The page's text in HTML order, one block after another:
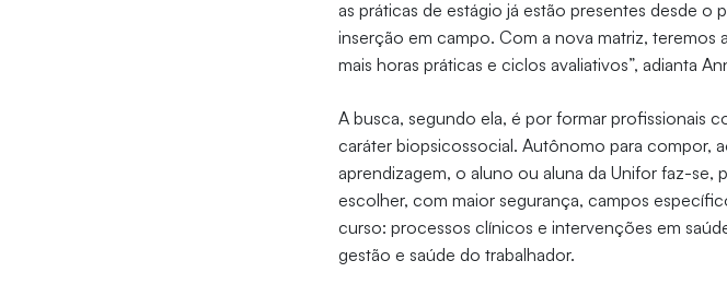
as práticas de estágio já estão presentes desde
inserção em campo. Com a nova matriz, teremos
mais horas práticas e ciclos avaliativos”, adianta
A busca, segundo ela, é por formar profissionais
caráter biopsicossocial. Autônomo para compor,
aprendizagem, o aluno ou aluna da Unifor faz-
escolher, com maior segurança, campos
curso: processos clínicos e intervenções em
gestão e saúde do trabalhador.